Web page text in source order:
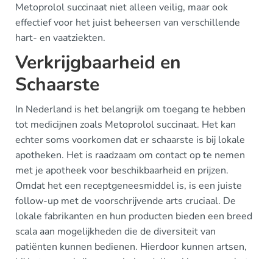
Metoprolol succinaat niet alleen veilig, maar ook
effectief voor het juist beheersen van verschillende
hart- en vaatziekten.
Verkrijgbaarheid en
Schaarste
In Nederland is het belangrijk om toegang te hebben
tot medicijnen zoals Metoprolol succinaat. Het kan
echter soms voorkomen dat er schaarste is bij lokale
apotheken. Het is raadzaam om contact op te nemen
met je apotheek voor beschikbaarheid en prijzen.
Omdat het een receptgeneesmiddel is, is een juiste
follow-up met de voorschrijvende arts cruciaal. De
lokale fabrikanten en hun producten bieden een breed
scala aan mogelijkheden die de diversiteit van
patiënten kunnen bedienen. Hierdoor kunnen artsen,